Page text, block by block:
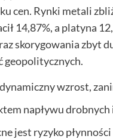
cen. Rynki metali
14,87%, a platyna
skorygowania zbyt
geopolitycznych.
wzrost,
napływu
jest ryzyko